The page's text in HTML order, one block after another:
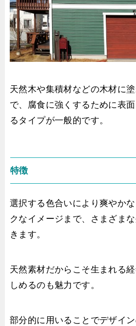
天然木や集積材などの木材に
で、腐食に強くするために表
るタイプが一般的です。
特徴
選択する色合いにより爽やか
クなイメージまで、さまざま
きます。
天然素材だからこそ生まれる
しめるのも魅力です。
部分的に用いることでデザイ